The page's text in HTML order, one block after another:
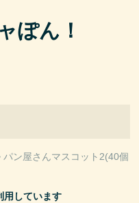
ぽん！
パン屋さんマスコット2(40個
用しています